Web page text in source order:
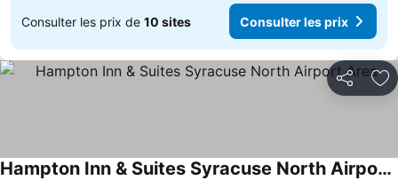
Consulter les prix de 10 sites Consulter les prix
Partager
Hampton Inn & Suites Syracuse North Airport Area